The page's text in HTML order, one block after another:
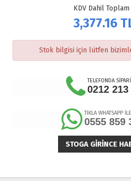
KDV Dahil Toplam
3,377.16
Stok bilgisi için lütfen
TELEFONDA
0212
TIKLA WHATSAPP
0555 859
STOGA GIRINCE